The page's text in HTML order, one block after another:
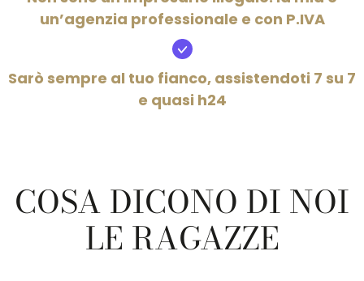
un’agenzia professionale e con P.IVA
Sarò sempre al tuo fianco, assistendoti 7 su 7
e quasi h24
COSA DICONO DI NOI
LE RAGAZZE